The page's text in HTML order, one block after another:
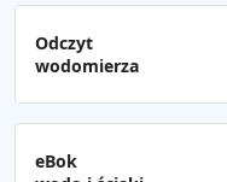
Odczyt
wodomierza
eBok